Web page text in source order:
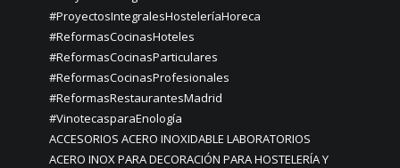
#ProyectosIntegralesHosteleríaHoreca
#ReformasCocinasHoteles
#ReformasCocinasParticulares
#ReformasCocinasProfesionales
#ReformasRestaurantesMadrid
#VinotecasparaEnología
ACCESORIOS ACERO INOXIDABLE LABORATORIOS
ACERO INOX PARA DECORACIÓN PARA HOSTELERÍA Y